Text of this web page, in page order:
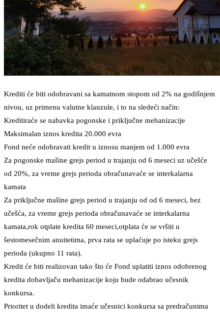
Krediti će biti odobravani sa kamatnom stopom od 2% na godišnjem
nivou, uz primenu valutne klauzule, i to na sledeći način:
Kreditiraće se nabavka pogonske i priključne mehanizacije
Maksimalan iznos kredita 20.000 evra
Fond neće odobravati kredit u iznosu manjem od 1.000 evra
Za pogonske mašine grejs period u trajanju od 6 meseci uz učešće
od 20%, za vreme grejs perioda obračunavaće se interkalarna
kamata
Za priključne mašine grejs period u trajanju od od 6 meseci, bez
učešća, za vreme grejs perioda obračunavaće se interkalarna
kamata,rok otplate kredita 60 meseci,otplata će se vršiti u
šestomesečnim anuitetima, prva rata se uplaćuje po isteku grejs
perioda (ukupno 11 rata).
Kredit će biti realizovan tako što će Fond uplatiti iznos odobrenog
kredita dobavljaču mehanizacije koju bude odabrao učesnik
konkursa.
Prioritet u dodeli kredita imaće učesnici konkursa sa predračunima